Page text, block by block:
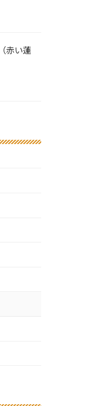
赤い蓮